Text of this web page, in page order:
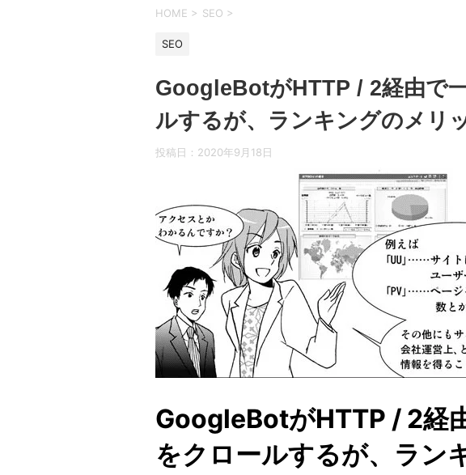
HOME > SEO >
SEO
GoogleBotがHTTP / 2経由で
ルするが、ランキングのメリ
投稿日： 2020年9月18日
GoogleBotがHTTP / 2経
をクロールするが、ラン